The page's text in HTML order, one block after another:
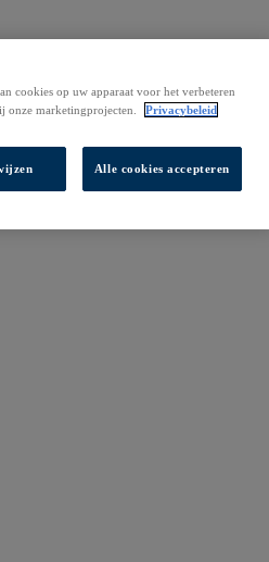
cookies op uw apparaat voor het verbeteren
onze marketingprojecten.
Privacybeleid
Alle cookies accepteren